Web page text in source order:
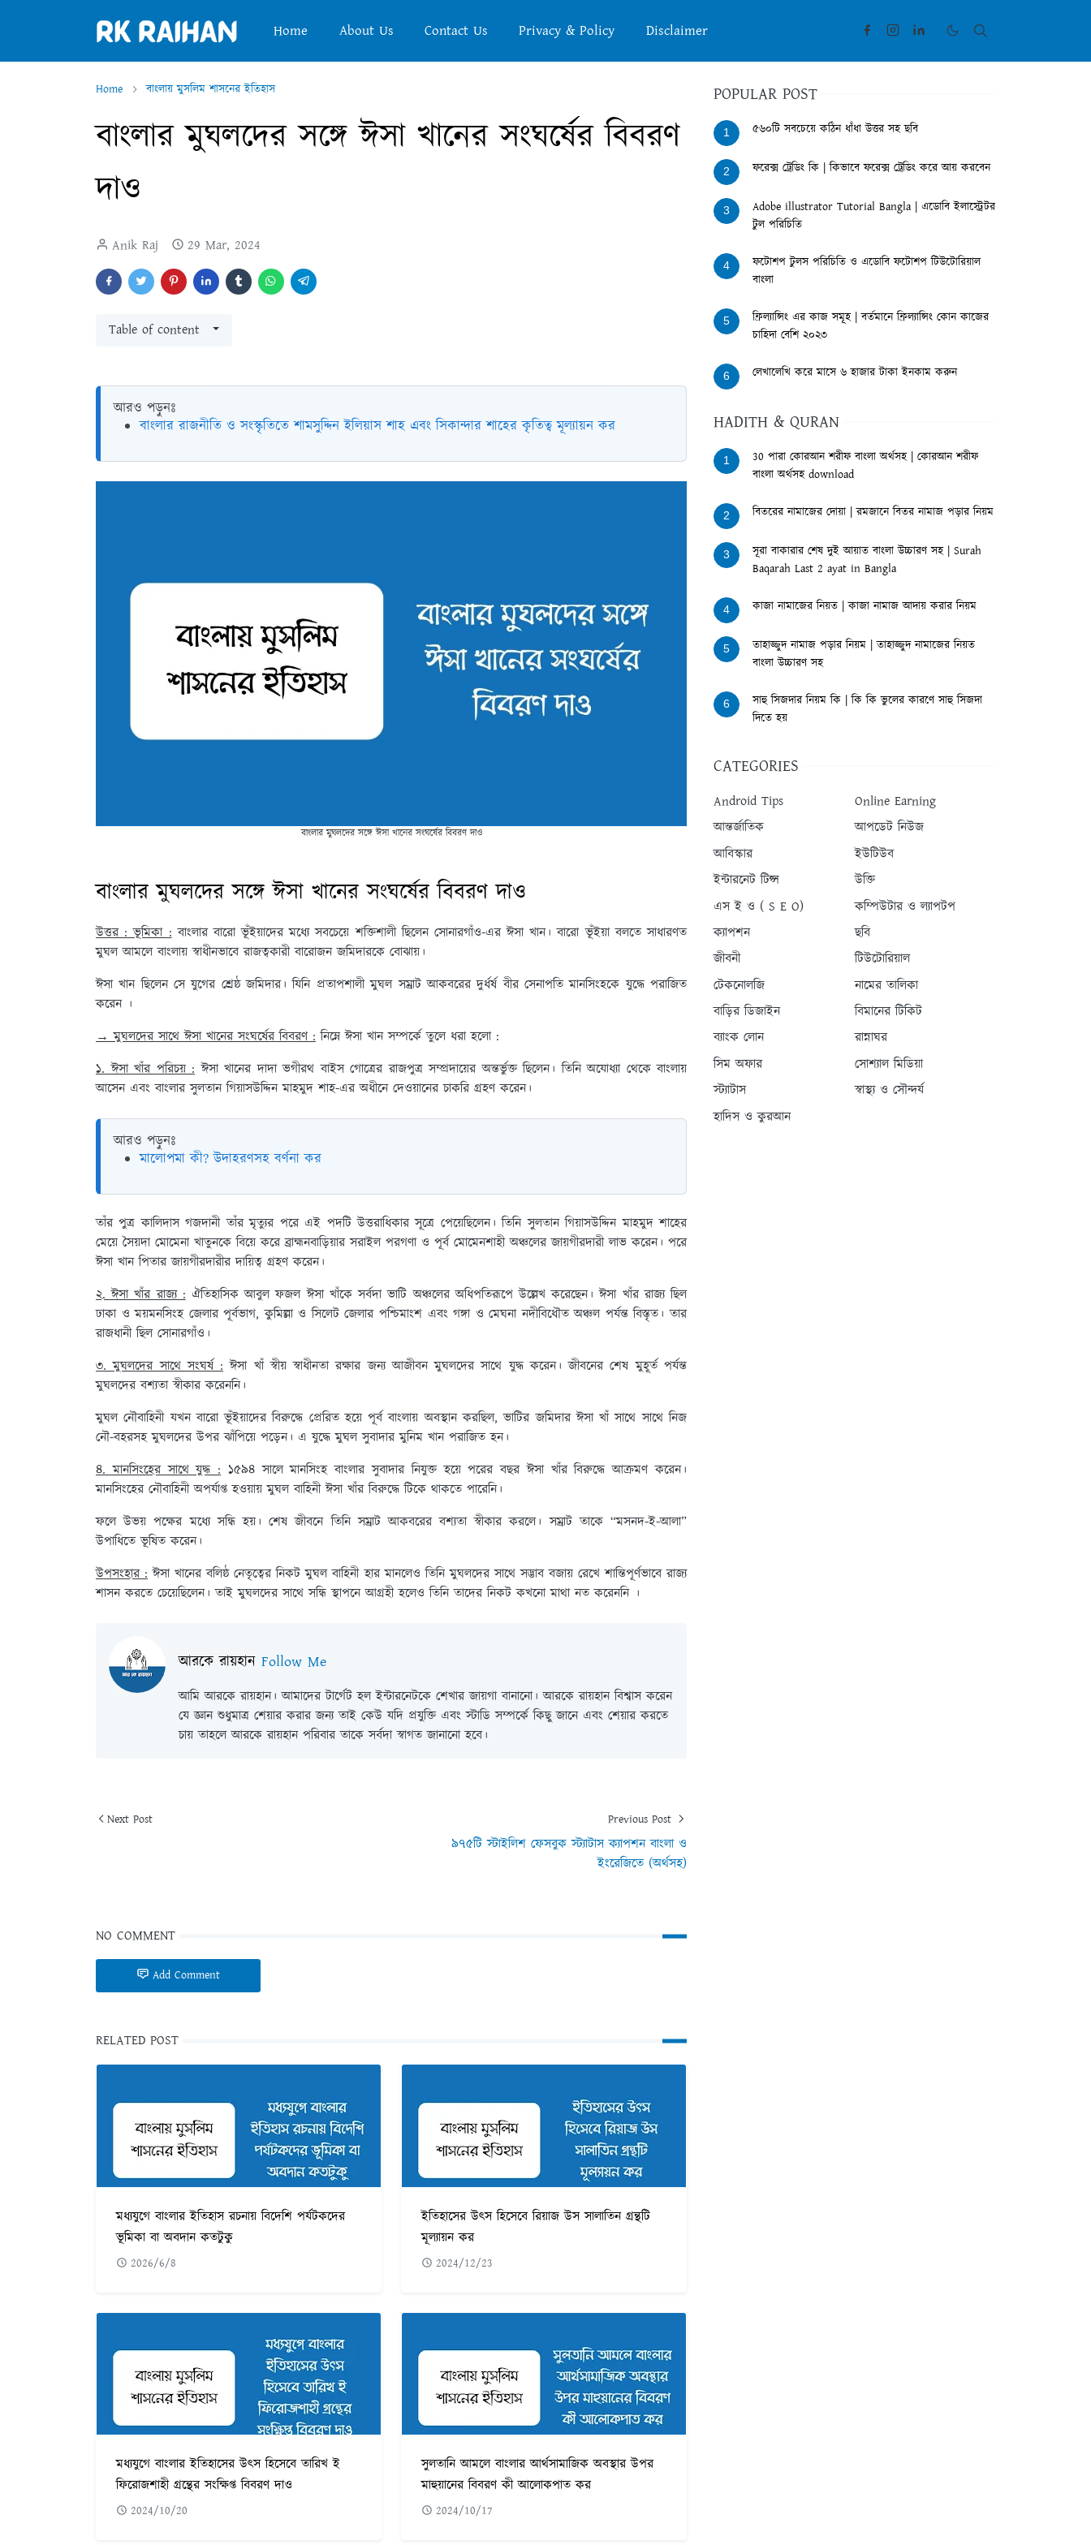
Home About Us Contact Us Privacy & Policy Disclaimer
Home বাংলায় মুসলিম শাসনের ইতিহাস
বাংলার মুঘলদের সঙ্গে ঈসা খানের সংঘর্ষের বিবরণ
দাও
Anik Raj 29 Mar, 2024
Table of content
আরও পড়ুনঃ
বাংলার রাজনীতি ও সংস্কৃতিতে শামসুদ্দিন ইলিয়াস শাহ এবং সিকান্দার শাহের কৃতিত্ব মূল্যায়ন কর
বাংলার মুঘলদের সঙ্গে ঈসা খানের সংঘর্ষের বিবরণ দাও
বাংলার মুঘলদের সঙ্গে ঈসা খানের সংঘর্ষের বিবরণ দাও
উত্তর : ভূমিকা :বাংলার বারো ভূঁইয়াদের মধ্যে সবচেয়ে শক্তিশালী ছিলেন সোনারগাঁও-এর ঈসা খান। বারো ভূঁইয়া বলতে সাধারণত
মুঘল আমলে বাংলায় স্বাধীনভাবে রাজত্বকারী বারোজন জমিদারকে বোঝায়।
ঈসা খান ছিলেন সে যুগের শ্রেষ্ঠ জমিদার। যিনি প্রতাপশালী মুঘল সম্রাট আকবরের দুর্ধর্ষ বীর সেনাপতি মানসিংহকে যুদ্ধে পরাজিত
করেন ।
→ মুঘলদের সাথে ঈসা খানের সংঘর্ষের বিবরণ : নিম্নে ঈসা খান সম্পর্কে তুলে ধরা হলো :
১. ঈসা খাঁর পরিচয় : ঈসা খানের দাদা ভগীরথ বাইস গোত্রের রাজপুত্র সম্প্রদায়ের অন্তর্ভুক্ত ছিলেন। তিনি অযোধ্যা থেকে বাংলায়
আসেন এবং বাংলার সুলতান গিয়াসউদ্দিন মাহমুদ শাহ-এর অধীনে দেওয়ানের চাকরি গ্রহণ করেন।
আরও পড়ুনঃ
মালোপমা কী? উদাহরণসহ বর্ণনা কর
তাঁর পুত্র কালিদাস গজদানী তাঁর মৃত্যুর পরে এই পদটি উত্তরাধিকার সূত্রে পেয়েছিলেন। তিনি সুলতান গিয়াসউদ্দিন মাহমুদ শাহের
মেয়ে সৈয়দা মোমেনা খাতুনকে বিয়ে করে ব্রাহ্মনবাড়িয়ার সরাইল পরগণা ও পূর্ব মোমেনশাহী অঞ্চলের জায়গীরদারী লাভ করেন। পরে
ঈসা খান পিতার জায়গীরদারীর দায়িত্ব গ্রহণ করেন।
২. ঈসা খাঁর রাজ্য :ঐতিহাসিক আবুল ফজল ঈসা খাঁকে সর্বদা ভাটি অঞ্চলের অধিপতিরূপে উল্লেখ করেছেন। ঈসা খাঁর রাজ্য ছিল
ঢাকা ও ময়মনসিংহ জেলার পূর্বভাগ, কুমিল্লা ও সিলেট জেলার পশ্চিমাংশ এবং গঙ্গা ও মেঘনা নদীবিধৌত অঞ্চল পর্যন্ত বিস্তৃত। তার
রাজধানী ছিল সোনারগাঁও।
৩. মুঘলদের সাথে সংঘর্ষ : ঈসা খাঁ স্বীয় স্বাধীনতা রক্ষার জন্য আজীবন মুঘলদের সাথে যুদ্ধ করেন। জীবনের শেষ মুহূর্ত পর্যন্ত
মুঘলদের বশ্যতা স্বীকার করেননি।
মুঘল নৌবাহিনী যখন বারো ভূঁইয়াদের বিরুদ্ধে প্রেরিত হয়ে পূর্ব বাংলায় অবস্থান করছিল, ভাটির জমিদার ঈসা খাঁ সাথে সাথে নিজ
নৌ-বহরসহ মুঘলদের উপর ঝাঁপিয়ে পড়েন। এ যুদ্ধে মুঘল সুবাদার মুনিম খান পরাজিত হন।
৪. মানসিংহের সাথে যুদ্ধ :১৫৯৪ সালে মানসিংহ বাংলার সুবাদার নিযুক্ত হয়ে পরের বছর ঈসা খাঁর বিরুদ্ধে আক্রমণ করেন।
মানসিংহের নৌবাহিনী অপর্যাপ্ত হওয়ায় মুঘল বাহিনী ঈসা খাঁর বিরুদ্ধে টিকে থাকতে পারেনি।
ফলে উভয় পক্ষের মধ্যে সন্ধি হয়। শেষ জীবনে তিনি সম্রাট আকবরের বশ্যতা স্বীকার করলে। সম্রাট তাকে “মসনদ-ই-আলা”
উপাধিতে ভূষিত করেন।
উপসংহার : ঈসা খানের বলিষ্ঠ নেতৃত্বের নিকট মুঘল বাহিনী হার মানলেও তিনি মুঘলদের সাথে সদ্ভাব বজায় রেখে শান্তিপূর্ণভাবে রাজ্য
শাসন করতে চেয়েছিলেন। তাই মুঘলদের সাথে সন্ধি স্থাপনে আগ্রহী হলেও তিনি তাদের নিকট কখনো মাথা নত করেননি ।
আরকে রায়হান Follow Me
আমি আরকে রায়হান। আমাদের টার্গেট হল ইন্টারনেটকে শেখার জায়গা বানানো। আরকে রায়হান বিশ্বাস করেন
যে জ্ঞান শুধুমাত্র শেয়ার করার জন্য তাই কেউ যদি প্রযুক্তি এবং স্টাডি সম্পর্কে কিছু জানে এবং শেয়ার করতে
চায় তাহলে আরকে রায়হান পরিবার তাকে সর্বদা স্বাগত জানানো হবে।
Next Post Previous Post
৯৭৫টি স্টাইলিশ ফেসবুক স্ট্যাটাস ক্যাপশন বাংলা ও
ইংরেজিতে (অর্থসহ)
NO COMMENT
Add Comment
RELATED POST
মধ্যযুগে বাংলার ইতিহাস রচনায় বিদেশি পর্যটকদের
ভূমিকা বা অবদান কতটুকু
2026/6/8
ইতিহাসের উৎস হিসেবে রিয়াজ উস সালাতিন গ্রন্থটি
মূল্যায়ন কর
2024/12/23
মধ্যযুগে বাংলার ইতিহাসের উৎস হিসেবে তারিখ ই
ফিরোজশাহী গ্রন্থের সংক্ষিপ্ত বিবরণ দাও
2024/10/20
সুলতানি আমলে বাংলার আর্থসামাজিক অবস্থার উপর
মাহুয়ানের বিবরণ কী আলোকপাত কর
2024/10/17
POPULAR POST
1 ৫৬০টি সবচেয়ে কঠিন ধাঁধা উত্তর সহ ছবি
2 ফরেক্স ট্রেডিং কি | কিভাবে ফরেক্স ট্রেডিং করে আয় করবেন
3
Adobe illustrator Tutorial Bangla | এডোবি ইলাস্ট্রেটর
টুল পরিচিতি
4
ফটোশপ টুলস পরিচিতি ও এডোবি ফটোশপ টিউটোরিয়াল
বাংলা
5
ফ্রিল্যান্সিং এর কাজ সমূহ | বর্তমানে ফ্রিল্যান্সিং কোন কাজের
চাহিদা বেশি ২০২৩
6 লেখালেখি করে মাসে ৬ হাজার টাকা ইনকাম করুন
HADITH & QURAN
1
30 পারা কোরআন শরীফ বাংলা অর্থসহ | কোরআন শরীফ
বাংলা অর্থসহ download
2 বিতরের নামাজের দোয়া | রমজানে বিতর নামাজ পড়ার নিয়ম
3
সূরা বাকারার শেষ দুই আয়াত বাংলা উচ্চারণ সহ | Surah
Baqarah Last 2 ayat in Bangla
4 কাজা নামাজের নিয়ত | কাজা নামাজ আদায় করার নিয়ম
5
তাহাজ্জুদ নামাজ পড়ার নিয়ম | তাহাজ্জুদ নামাজের নিয়ত
বাংলা উচ্চারণ সহ
6
সাহু সিজদার নিয়ম কি | কি কি ভুলের কারণে সাহু সিজদা
দিতে হয়
CATEGORIES
Android Tips
Online Earning
আন্তর্জাতিক
আপডেট নিউজ
আবিস্কার
ইউটিউব
ইন্টারনেট টিপ্স
উক্তি
এস ই ও ( S E O)
কম্পিউটার ও ল্যাপটপ
ক্যাপশন
ছবি
জীবনী
টিউটোরিয়াল
টেকনোলজি
নামের তালিকা
বাড়ির ডিজাইন
বিমানের টিকিট
ব্যাংক লোন
রান্নাঘর
সিম অফার
সোশ্যাল মিডিয়া
স্ট্যাটাস
স্বাস্থ্য ও সৌন্দর্য
হাদিস ও কুরআন